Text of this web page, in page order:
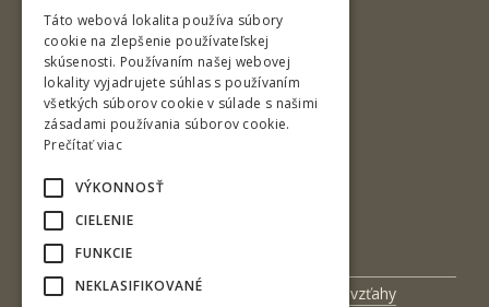
Ul. T. G. Masaryka 24
960 01 Zvolen
Univerzitný magazín Medzinárodné vzťahy
Táto webová lokalita používa súbory
cookie na zlepšenie používateľskej
skúsenosti. Používaním našej webovej
lokality vyjadrujete súhlas s používaním
všetkých súborov cookie v súlade s našimi
zásadami používania súborov cookie.
Prečítať viac
VÝKONNOSŤ
CIELENIE
FUNKCIE
NEKLASIFIKOVANÉ